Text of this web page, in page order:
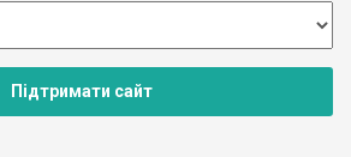
Підтримати сайт